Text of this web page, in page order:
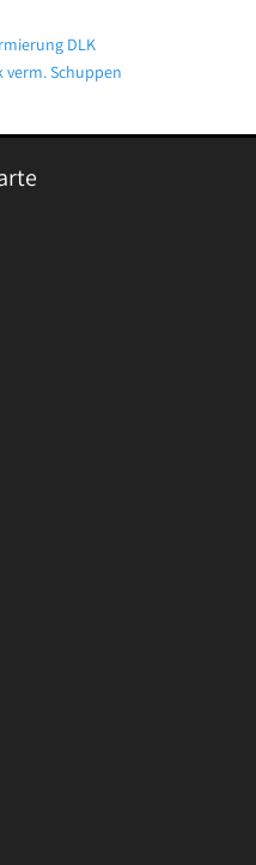
DLK
verm. Schuppen